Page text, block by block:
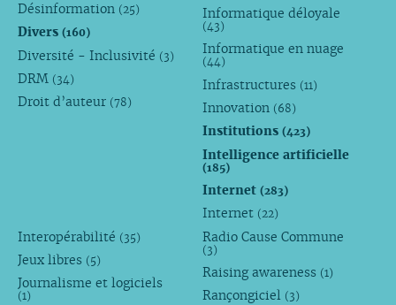
Désinformation (25)
Divers (160)
Diversité - Inclusivité (3)
DRM (34)
Droit d’auteur (78)
Informatique déloyale
(43)
Informatique en nuage
(44)
Infrastructures (11)
Innovation (68)
Institutions(423)
Intelligence artificielle
(185)
Internet(283)
Internet (22)
Interopérabilité (35)
Jeux libres (5)
Journalisme et logiciels
(1)
Radio Cause Commune
(3)
Raising awareness (1)
Rançongiciel (3)